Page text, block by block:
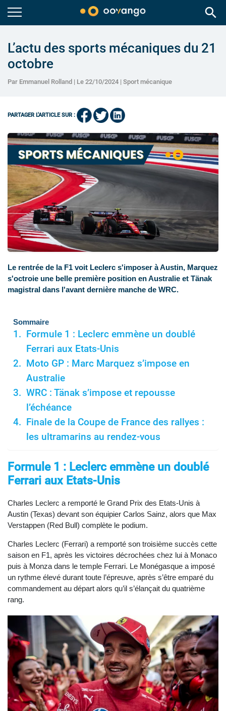
search
L’actu des sports mécaniques du 21
octobre
Par Emmanuel Rolland | Le 22/10/2024 | Sport mécanique
PARTAGER L'ARTICLE SUR :
Le rentrée de la F1 voit Leclerc s'imposer à Austin, Marquez
s'octroie une belle première position en Australie et Tänak
magistral dans l'avant dernière manche de WRC.
Sommaire
Formule 1 : Leclerc emmène un doublé
Ferrari aux Etats-Unis
Moto GP : Marc Marquez s’impose en
Australie
WRC : Tänak s’impose et repousse
l’échéance
Finale de la Coupe de France des rallyes :
les ultramarins au rendez-vous
Formule 1 : Leclerc emmène un doublé
Ferrari aux Etats-Unis
Charles Leclerc a remporté le Grand Prix des Etats-Unis à
Austin (Texas) devant son équipier Carlos Sainz, alors que Max
Verstappen (Red Bull) complète le podium.
Charles Leclerc (Ferrari) a remporté son troisième succès cette
saison en F1, après les victoires décrochées chez lui à Monaco
puis à Monza dans le temple Ferrari. Le Monégasque a imposé
un rythme élevé durant toute l’épreuve, après s’être emparé du
commandement au départ alors qu’il s’élançait du quatrième
rang.